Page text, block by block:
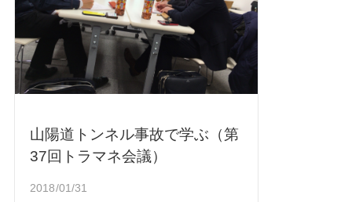
山陽道トンネル事故で学ぶ（第
37回トラマネ会議）
2018/01/31